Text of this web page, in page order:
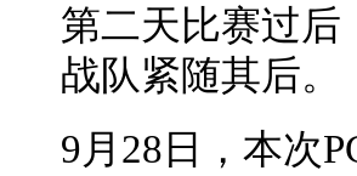
第二天比赛过后
战队紧随其后。
9月28日，本次